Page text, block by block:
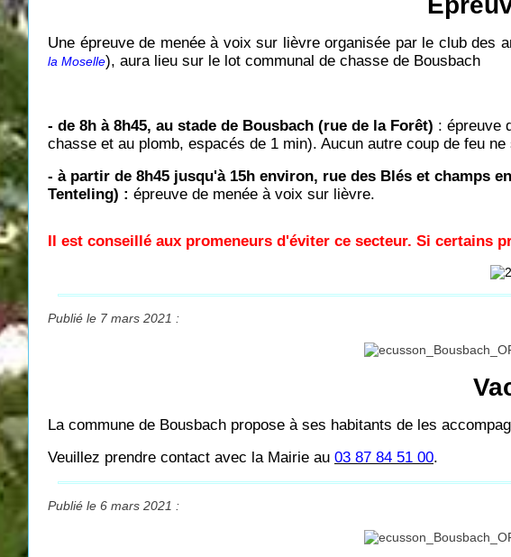
Une épreuve de menée à voix sur lièvre organisée par le club des
la Moselle), aura lieu sur le lot communal de chasse de Bousbach
- de 8h à 8h45, au stade de Bousbach (rue de la Forêt) : épreuve
chasse et au plomb, espacés de 1 min). Aucun autre coup de feu
- à partir de 8h45 jusqu'à 15h environ, rue des Blés et champs
Tenteling) : épreuve de menée à voix sur lièvre.
Il est conseillé aux promeneurs d'éviter ce secteur. Si certains
Publié le 7 mars 2021 :
La commune de Bousbach propose à ses habitants de les
Veuillez prendre contact avec la Mairie au 03 87 84 51 00.
Publié le 6 mars 2021 :